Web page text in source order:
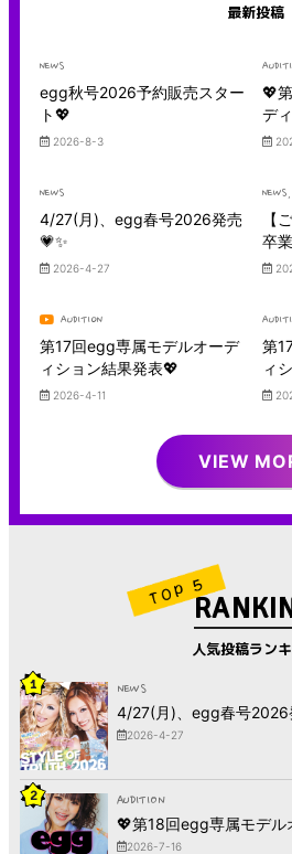
最新投稿
NEWS
egg秋号2026予約販売スター
ト💖
2026-8-3
💖
デ
NEWS
4/27(月)、egg春号2026発売
💗✨
2026-4-27
NEWS
【
卒
AUDITION
第17回egg専属モデルオーデ
ィション結果発表💖
2026-4-11
第
ィ
VIEW
人気投稿ラン
1 NEWS
4/27(月)、egg春号2026
2026-4-27
2 AUDITION
💖第18回egg専属モデル
2026-7-16